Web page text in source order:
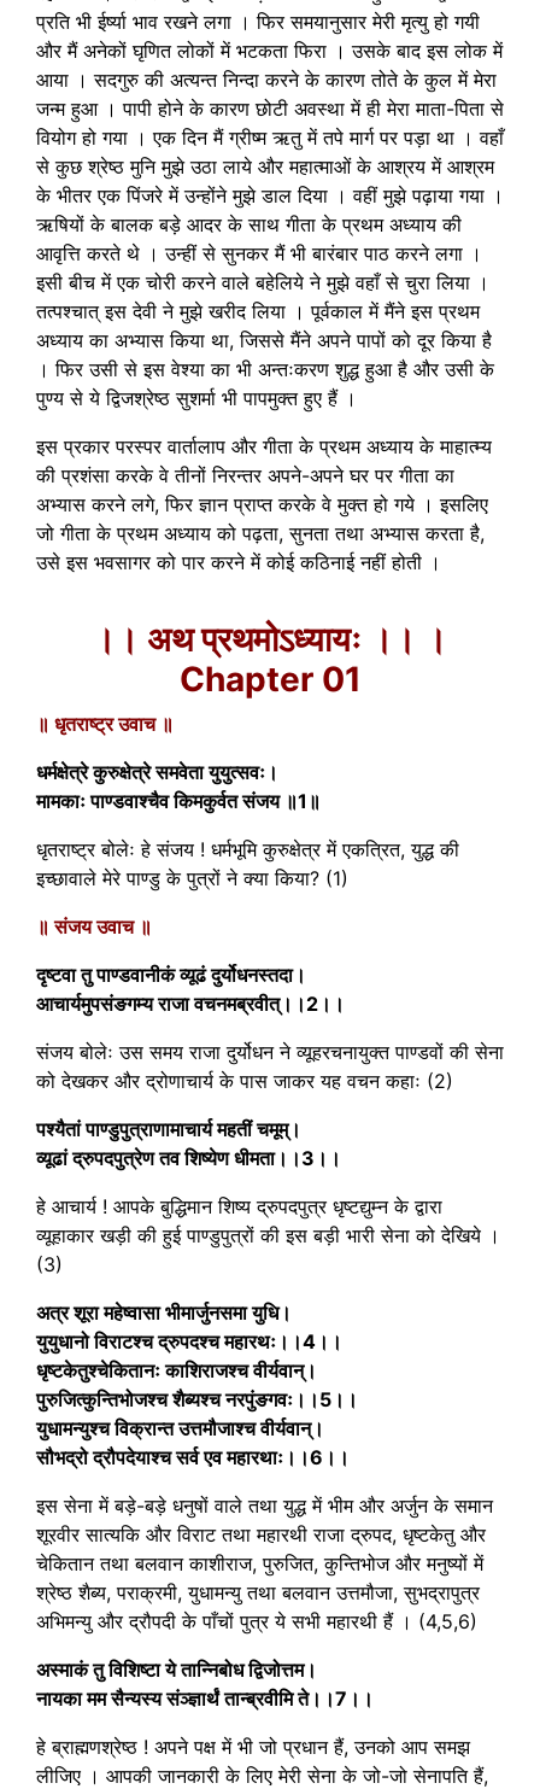
प्रति भी ईर्ष्या भाव रखने लगा । फिर समयानुसार मेरी मृत्यु हो गयी
और मैं अनेकों घृणित लोकों में भटकता फिरा । उसके बाद इस लोक में
आया । सदगुरु की अत्यन्त निन्दा करने के कारण तोते के कुल में मेरा
जन्म हुआ । पापी होने के कारण छोटी अवस्था में ही मेरा माता-पिता से
वियोग हो गया । एक दिन मैं ग्रीष्म ऋतु में तपे मार्ग पर पड़ा था । वहाँ
से कुछ श्रेष्ठ मुनि मुझे उठा लाये और महात्माओं के आश्रय में आश्रम
के भीतर एक पिंजरे में उन्होंने मुझे डाल दिया । वहीं मुझे पढ़ाया गया ।
ऋषियों के बालक बड़े आदर के साथ गीता के प्रथम अध्याय की
आवृत्ति करते थे । उन्हीं से सुनकर मैं भी बारंबार पाठ करने लगा ।
इसी बीच में एक चोरी करने वाले बहेलिये ने मुझे वहाँ से चुरा लिया ।
तत्पश्चात् इस देवी ने मुझे खरीद लिया । पूर्वकाल में मैंने इस प्रथम
अध्याय का अभ्यास किया था, जिससे मैंने अपने पापों को दूर किया है
। फिर उसी से इस वेश्या का भी अन्तःकरण शुद्ध हुआ है और उसी के
पुण्य से ये द्विजश्रेष्ठ सुशर्मा भी पापमुक्त हुए हैं ।
इस प्रकार परस्पर वार्तालाप और गीता के प्रथम अध्याय के माहात्म्य
की प्रशंसा करके वे तीनों निरन्तर अपने-अपने घर पर गीता का
अभ्यास करने लगे, फिर ज्ञान प्राप्त करके वे मुक्त हो गये । इसलिए
जो गीता के प्रथम अध्याय को पढ़ता, सुनता तथा अभ्यास करता है,
उसे इस भवसागर को पार करने में कोई कठिनाई नहीं होती ।
।। अथ प्रथमोऽध्यायः ।। ।
Chapter 01
॥ धृतराष्ट्र उवाच ॥
धर्मक्षेत्रे कुरुक्षेत्रे समवेता युयुत्सवः।
मामकाः पाण्डवाश्चैव किमकुर्वत संजय ॥1॥
धृतराष्ट्र बोलेः हे संजय ! धर्मभूमि कुरुक्षेत्र में एकत्रित, युद्ध की
इच्छावाले मेरे पाण्डु के पुत्रों ने क्या किया? (1)
॥ संजय उवाच ॥
दृष्टवा तु पाण्डवानीकं व्यूढं दुर्योधनस्तदा।
आचार्यमुपसंङगम्य राजा वचनमब्रवीत्।।2।।
संजय बोलेः उस समय राजा दुर्योधन ने व्यूहरचनायुक्त पाण्डवों की सेना
को देखकर और द्रोणाचार्य के पास जाकर यह वचन कहाः (2)
पश्यैतां पाण्डुपुत्राणामाचार्य महतीं चमूम्।
व्यूढां द्रुपदपुत्रेण तव शिष्येण धीमता।।3।।
हे आचार्य ! आपके बुद्धिमान शिष्य द्रुपदपुत्र धृष्टद्युम्न के द्वारा
व्यूहाकार खड़ी की हुई पाण्डुपुत्रों की इस बड़ी भारी सेना को देखिये ।
(3)
अत्र शूरा महेष्वासा भीमार्जुनसमा युधि।
युयुधानो विराटश्च द्रुपदश्च महारथः।।4।।
धृष्टकेतुश्चेकितानः काशिराजश्च वीर्यवान्।
पुरुजित्कुन्तिभोजश्च शैब्यश्च नरपुंङगवः।।5।।
युधामन्युश्च विक्रान्त उत्तमौजाश्च वीर्यवान्।
सौभद्रो द्रौपदेयाश्च सर्व एव महारथाः।।6।।
इस सेना में बड़े-बड़े धनुषों वाले तथा युद्ध में भीम और अर्जुन के समान
शूरवीर सात्यकि और विराट तथा महारथी राजा द्रुपद, धृष्टकेतु और
चेकितान तथा बलवान काशीराज, पुरुजित, कुन्तिभोज और मनुष्यों में
श्रेष्ठ शैब्य, पराक्रमी, युधामन्यु तथा बलवान उत्तमौजा, सुभद्रापुत्र
अभिमन्यु और द्रौपदी के पाँचों पुत्र ये सभी महारथी हैं । (4,5,6)
अस्माकं तु विशिष्टा ये तान्निबोध द्विजोत्तम।
नायका मम सैन्यस्य संञ्ज्ञार्थं तान्ब्रवीमि ते।।7।।
हे ब्राह्मणश्रेष्ठ ! अपने पक्ष में भी जो प्रधान हैं, उनको आप समझ
लीजिए । आपकी जानकारी के लिए मेरी सेना के जो-जो सेनापति हैं,